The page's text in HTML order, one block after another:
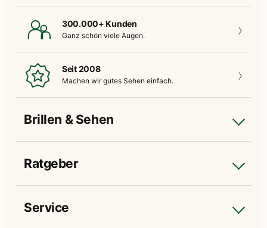
300.000+ Kunden
Ganz schön viele Augen.
Seit 2008
Machen wir gutes Sehen einfach.
Brillen & Sehen
Ratgeber
Service